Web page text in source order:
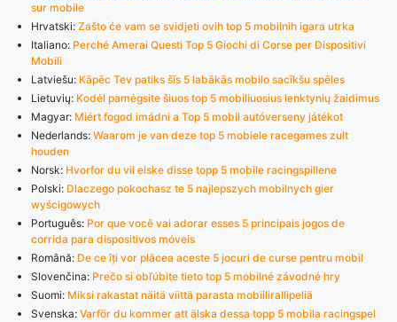
sur mobile
Hrvatski: Zašto će vam se svidjeti ovih top 5 mobilnih igara utrka
Italiano: Perché Amerai Questi Top 5 Giochi di Corse per Dispositivi
Mobili
Latviešu: Kāpēc Tev patiks šīs 5 labākās mobilo sacīkšu spēles
Lietuvių: Kodėl pamėgsite šiuos top 5 mobiliuosius lenktynių žaidimus
Magyar: Miért fogod imádni a Top 5 mobil autóverseny játékot
Nederlands: Waarom je van deze top 5 mobiele racegames zult
houden
Norsk: Hvorfor du vil elske disse topp 5 mobile racingspillene
Polski: Dlaczego pokochasz te 5 najlepszych mobilnych gier
wyścigowych
Português: Por que você vai adorar esses 5 principais jogos de
corrida para dispositivos móveis
Română: De ce îți vor plăcea aceste 5 jocuri de curse pentru mobil
Slovenčina: Prečo si obľúbite tieto top 5 mobilné závodné hry
Suomi: Miksi rakastat näitä viittä parasta mobiilirallipeliä
Svenska: Varför du kommer att älska dessa topp 5 mobila racingspel